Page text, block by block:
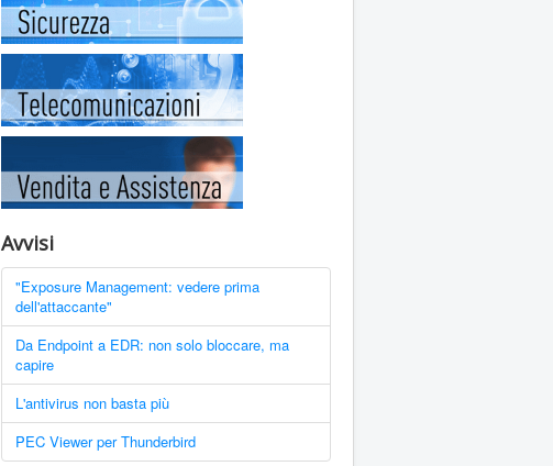
Avvisi
"Exposure Management: vedere prima
dell'attaccante"
Da Endpoint a EDR: non solo bloccare, ma
capire
L'antivirus non basta più
PEC Viewer per Thunderbird